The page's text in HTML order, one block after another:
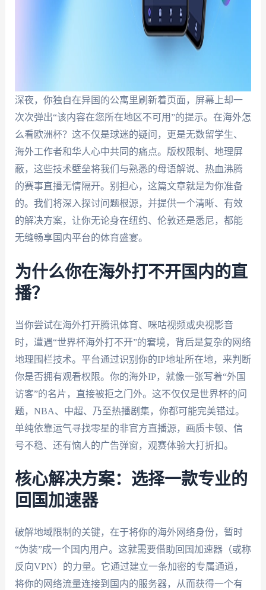
深夜，你独自在异国的公寓里刷新着页面，屏幕上却一
次次弹出“该内容在您所在地区不可用”的提示。在海外怎
么看欧洲杯？这不仅是球迷的疑问，更是无数留学生、
海外工作者和华人心中共同的痛点。版权限制、地理屏
蔽，这些技术壁垒将我们与熟悉的母语解说、热血沸腾
的赛事直播无情隔开。别担心，这篇文章就是为你准备
的。我们将深入探讨问题根源，并提供一个清晰、有效
的解决方案，让你无论身在纽约、伦敦还是悉尼，都能
无缝畅享国内平台的体育盛宴。
为什么你在海外打不开国内的直
播？
当你尝试在海外打开腾讯体育、咪咕视频或央视影音
时，遭遇“世界杯海外打不开”的窘境，背后是复杂的网络
地理围栏技术。平台通过识别你的IP地址所在地，来判断
你是否拥有观看权限。你的海外IP，就像一张写着“外国
访客”的名片，直接被拒之门外。这不仅仅是世界杯的问
题，NBA、中超、乃至热播剧集，你都可能完美错过。
单纯依靠运气寻找零星的非官方直播源，画质卡顿、信
号不稳、还有恼人的广告弹窗，观赛体验大打折扣。
核心解决方案：选择一款专业的
回国加速器
破解地域限制的关键，在于将你的海外网络身份，暂时
“伪装”成一个国内用户。这就需要借助回国加速器（或称
反向VPN）的力量。它通过建立一条加密的专属通道，
将你的网络流量连接到国内的服务器，从而获得一个有